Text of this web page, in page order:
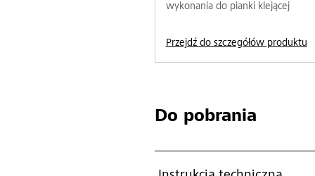
wykonania do pianki klejącej
Przejdź do szczegółów produktu
Do pobrania